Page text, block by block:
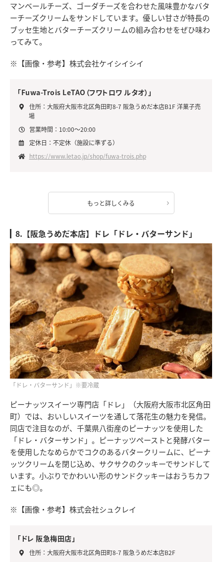
マンベールチーズ、ゴーダチーズを合わせた風味豊かなバタ
ーチーズクリームをサンドしています。優しい甘さが特長の
ブッセ生地とバターチーズクリームの組み合わせをぜひ味わ
ってみて。
※【画像・参考】株式会社ケイシイシイ
「Fuwa-Trois LeTAO（フワトロワ ルタオ）」
住所：大阪府大阪市北区角田町8-7 阪急うめだ本店B1F 洋菓子売
場
営業時間：10:00～20:00
定休日：不定休（施設に準ずる）
https://www.letao.jp/shop/fuwa-trois.php
もっと詳しくみる
8.【阪急うめだ本店】ドレ「ドレ・バターサンド」
「ドレ・バターサンド」※要冷蔵
ピーナッツスイーツ専門店「ドレ」（大阪府大阪市北区角田
町）では、おいしいスイーツを通して落花生の魅力を発信。
同店で注目なのが、千葉県八街産のピーナッツを使用した
「ドレ・バターサンド」。ピーナッツペーストと発酵バター
を使用したなめらかでコクのあるバタークリームに、ピーナ
ッツクリームを閉じ込め、サクサクのクッキーでサンドして
います。小ぶりでかわいい形のサンドクッキーはおうちカフ
ェにも◎。
※【画像・参考】株式会社シュクレイ
「ドレ 阪急梅田店」
住所：大阪府大阪市北区角田町8-7 阪急うめだ本店B2F